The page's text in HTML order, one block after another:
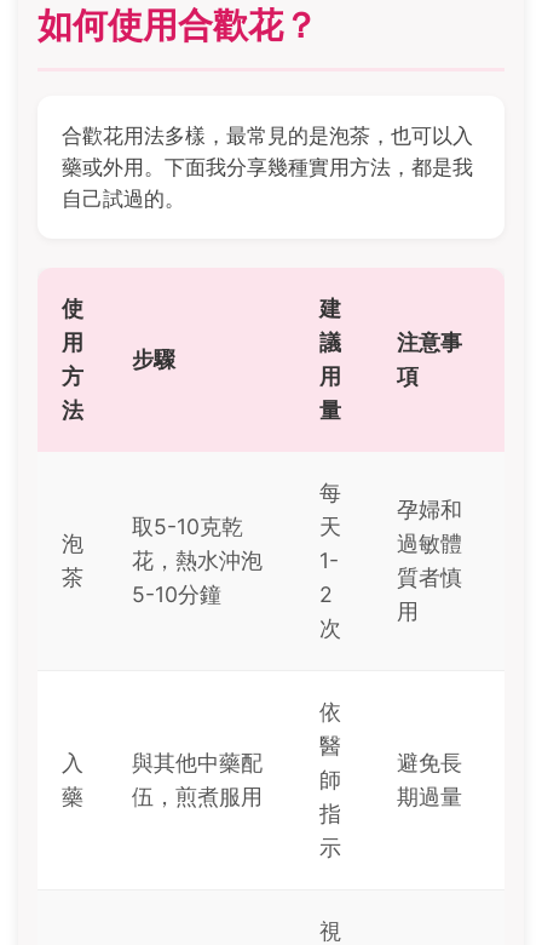
如何使用合歡花？
合歡花用法多樣，最常見的是泡茶，也可以入
藥或外用。下面我分享幾種實用方法，都是我
自己試過的。
使
用
方
法
步驟
建
議
用
量
注意事
項
泡
茶
取5-10克乾
花，熱水沖泡
5-10分鐘
每
天
1-
2
次
孕婦和
過敏體
質者慎
用
入
藥
與其他中藥配
伍，煎煮服用
依
醫
師
指
示
避免長
期過量
視